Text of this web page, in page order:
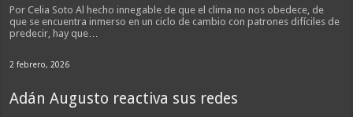
Por Celia Soto Al hecho innegable de que el clima no nos obedece, de
que se encuentra inmerso en un ciclo de cambio con patrones difíciles de
predecir, hay que…
2 febrero, 2026
Adán Augusto reactiva sus redes